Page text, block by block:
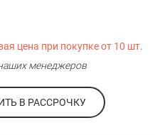
цена при покупке от 10 шт.
менеджеров
ОФОРМИТЬ В РАССРОЧКУ